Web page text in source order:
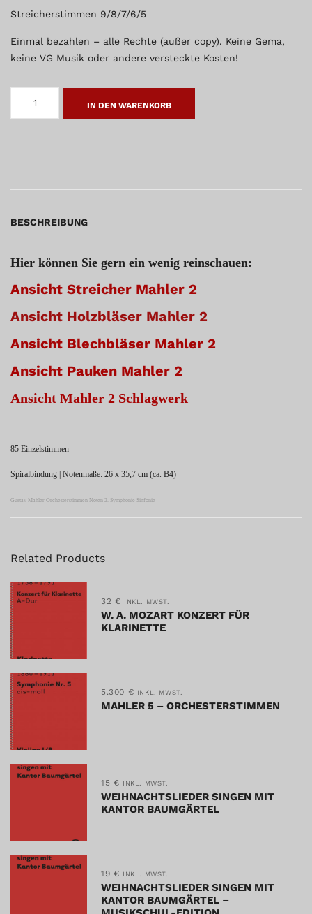
Streicherstimmen 9/8/7/6/5
Einmal bezahlen – alle Rechte (außer copy). Keine Gema,
keine VG Musik oder andere versteckte Kosten!
MAHLER
ORCHESTERSTIMMEN
IN DEN WARENKORB
BESCHREIBUNG
Hier können Sie gern ein wenig reinschauen:
Ansicht Streicher Mahler 2
Ansicht Holzbläser Mahler 2
Ansicht Blechbläser Mahler 2
Ansicht Pauken Mahler 2
Ansicht Mahler 2 Schlagwerk
85 Einzelstimmen
Spiralbindung | Notenmaße: 26 x 35,7 cm (ca. B4)
Gustav Mahler Orchesterstimmen Noten 2. Symphonie Sinfonie
Related Products
32 € INKL. MWST.
W. A. MOZART KONZERT FÜR
KLARINETTE
5.300 € INKL. MWST.
MAHLER 5 – ORCHESTERSTIMMEN
15 € INKL. MWST.
WEIHNACHTSLIEDER SINGEN MIT
KANTOR BAUMGÄRTEL
19 € INKL. MWST.
WEIHNACHTSLIEDER SINGEN MIT
KANTOR BAUMGÄRTEL –